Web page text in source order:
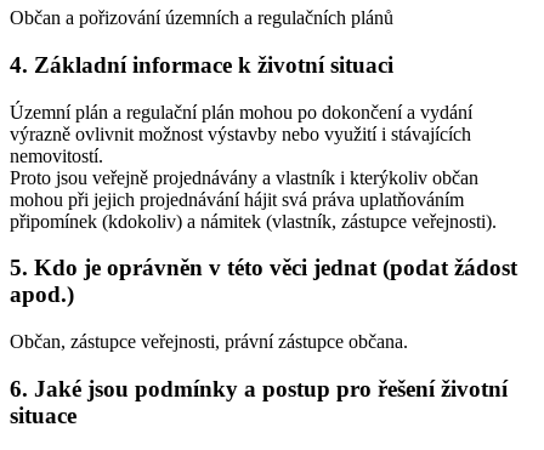
Občan a pořizování územních a regulačních plánů
4. Základní informace k životní situaci
Územní plán a regulační plán mohou po dokončení a vydání
výrazně ovlivnit možnost výstavby nebo využití i stávajících
nemovitostí.
Proto jsou veřejně projednávány a vlastník i kterýkoliv občan
mohou při jejich projednávání hájit svá práva uplatňováním
připomínek (kdokoliv) a námitek (vlastník, zástupce veřejnosti).
5. Kdo je oprávněn v této věci jednat (podat žádost
apod.)
Občan, zástupce veřejnosti, právní zástupce občana.
6. Jaké jsou podmínky a postup pro řešení životní
situace